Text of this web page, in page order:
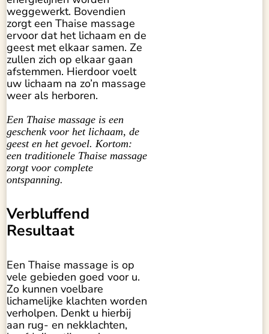
weggewerkt. Bovendien
zorgt een Thaise massage
ervoor dat het lichaam en de
geest met elkaar samen. Ze
zullen zich op elkaar gaan
afstemmen. Hierdoor voelt
uw lichaam na zo’n massage
weer als herboren.
Een Thaise massage is een
geschenk voor het lichaam, de
geest en het gevoel. Kortom:
een traditionele Thaise massage
zorgt voor complete
ontspanning.
Verbluffend
Resultaat
Een Thaise massage is op
vele gebieden goed voor u.
Zo kunnen voelbare
lichamelijke klachten worden
verholpen. Denkt u hierbij
aan rug- en nekklachten,